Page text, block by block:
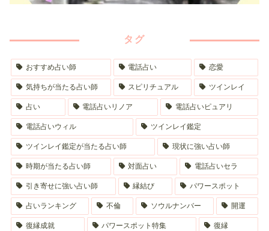
タグ
おすすめ占い師 電話占い 恋愛
気持ちが当たる占い師 スピリチュアル ツインレイ
占い 電話占いリノア 電話占いピュアリ
電話占いウィル ツインレイ鑑定
ツインレイ鑑定が当たる占い師 現状に強い占い師
時期が当たる占い師 対面占い 電話占いセラ
引き寄せに強い占い師 縁結び パワースポット
占いランキング 不倫 ソウルナンバー 開運
復縁成就 パワースポット特集 復縁